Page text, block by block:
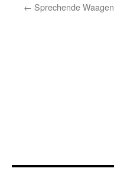
← Sprechende Waagen